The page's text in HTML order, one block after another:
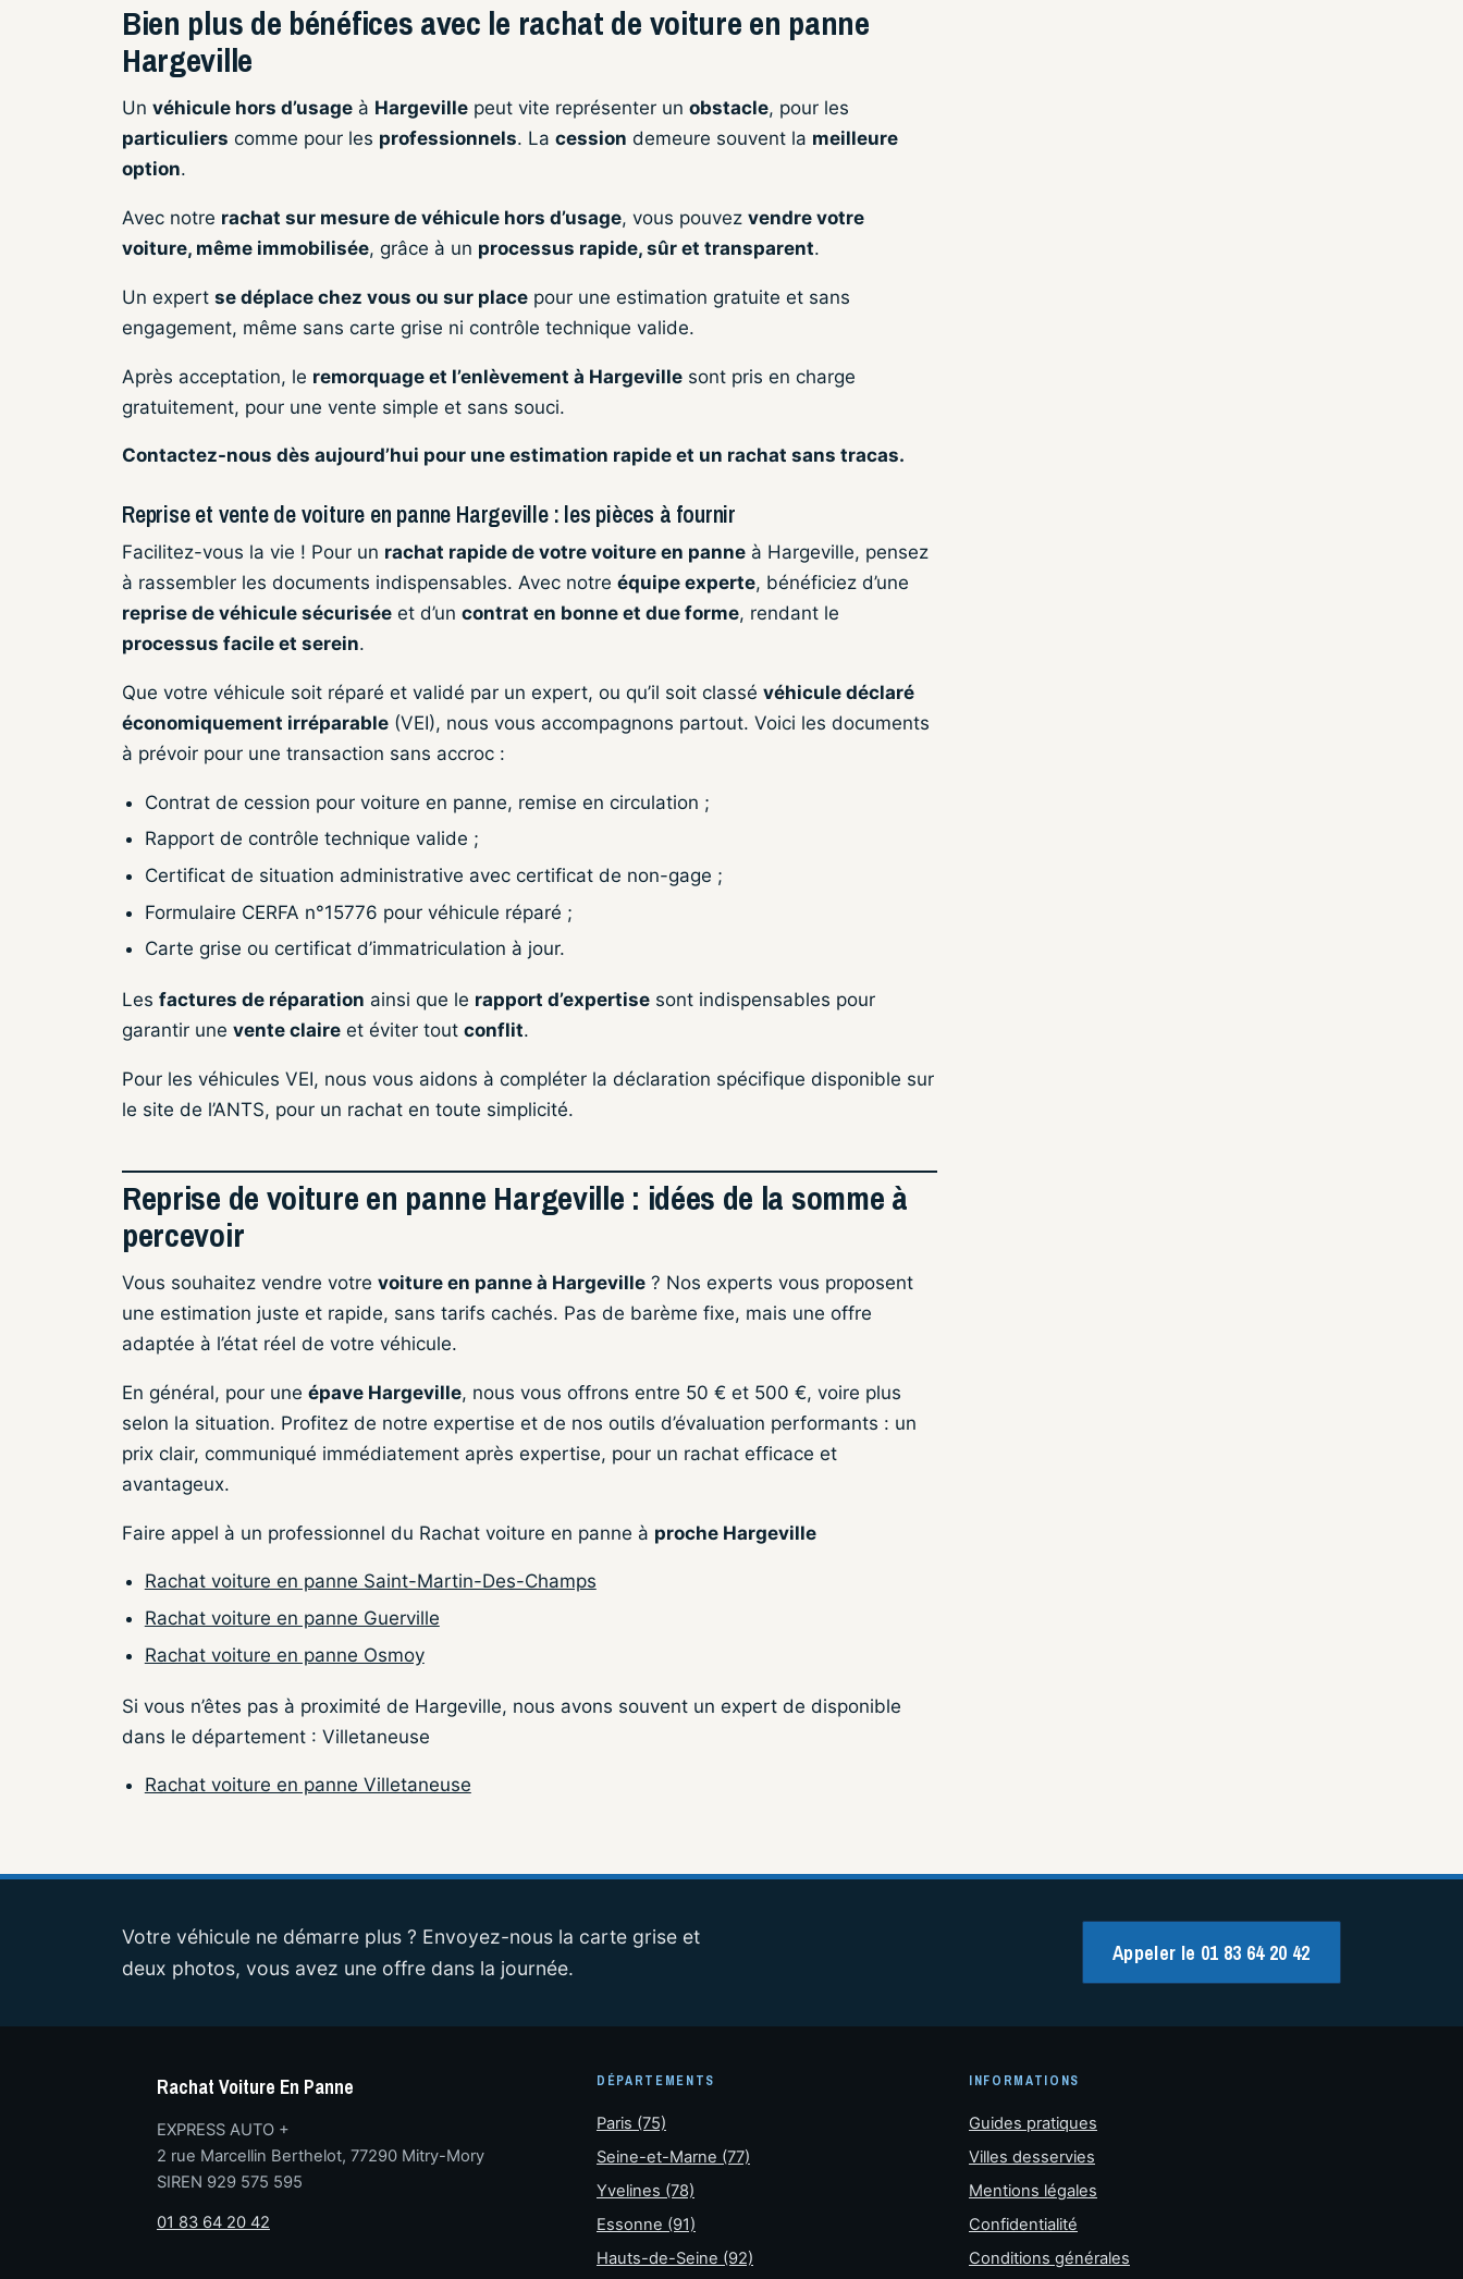
Bien plus de bénéfices avec le rachat de voiture en panne
Hargeville
Un véhicule hors d’usage à Hargeville peut vite représenter un obstacle, pour les
particuliers comme pour les professionnels. La cession demeure souvent la meilleure
option.
Avec notre rachat sur mesure de véhicule hors d’usage, vous pouvez vendre votre
voiture, même immobilisée, grâce à un processus rapide, sûr et transparent.
Un expert se déplace chez vous ou sur place pour une estimation gratuite et sans
engagement, même sans carte grise ni contrôle technique valide.
Après acceptation, le remorquage et l’enlèvement à Hargeville sont pris en charge
gratuitement, pour une vente simple et sans souci.
Contactez-nous dès aujourd’hui pour une estimation rapide et un rachat sans tracas.
Reprise et vente de voiture en panne Hargeville : les pièces à fournir
Facilitez-vous la vie ! Pour un rachat rapide de votre voiture en panne à Hargeville, pensez
à rassembler les documents indispensables. Avec notre équipe experte, bénéficiez d’une
reprise de véhicule sécurisée et d’un contrat en bonne et due forme, rendant le
processus facile et serein.
Que votre véhicule soit réparé et validé par un expert, ou qu’il soit classé véhicule déclaré
économiquement irréparable (VEI), nous vous accompagnons partout. Voici les documents
à prévoir pour une transaction sans accroc :
Contrat de cession pour voiture en panne, remise en circulation ;
Rapport de contrôle technique valide ;
Certificat de situation administrative avec certificat de non-gage ;
Formulaire CERFA n°15776 pour véhicule réparé ;
Carte grise ou certificat d’immatriculation à jour.
Les factures de réparation ainsi que le rapport d’expertise sont indispensables pour
garantir une vente claire et éviter tout conflit.
Pour les véhicules VEI, nous vous aidons à compléter la déclaration spécifique disponible sur
le site de l’ANTS, pour un rachat en toute simplicité.
Reprise de voiture en panne Hargeville : idées de la somme à
percevoir
Vous souhaitez vendre votre voiture en panne à Hargeville ? Nos experts vous proposent
une estimation juste et rapide, sans tarifs cachés. Pas de barème fixe, mais une offre
adaptée à l’état réel de votre véhicule.
En général, pour une épave Hargeville, nous vous offrons entre 50 € et 500 €, voire plus
selon la situation. Profitez de notre expertise et de nos outils d’évaluation performants : un
prix clair, communiqué immédiatement après expertise, pour un rachat efficace et
avantageux.
Faire appel à un professionnel du Rachat voiture en panne à proche Hargeville
Rachat voiture en panne Saint-Martin-Des-Champs
Rachat voiture en panne Guerville
Rachat voiture en panne Osmoy
Si vous n’êtes pas à proximité de Hargeville, nous avons souvent un expert de disponible
dans le département : Villetaneuse
Rachat voiture en panne Villetaneuse
Votre véhicule ne démarre plus ? Envoyez-nous la carte grise et
deux photos, vous avez une offre dans la journée.
Appeler le 01 83 64 20 42
Rachat Voiture En Panne
EXPRESS AUTO +
2 rue Marcellin Berthelot, 77290 Mitry-Mory
SIREN 929 575 595
01 83 64 20 42
DÉPARTEMENTS
Paris (75)
Seine-et-Marne (77)
Yvelines (78)
Essonne (91)
Hauts-de-Seine (92)
INFORMATIONS
Guides pratiques
Villes desservies
Mentions légales
Confidentialité
Conditions générales